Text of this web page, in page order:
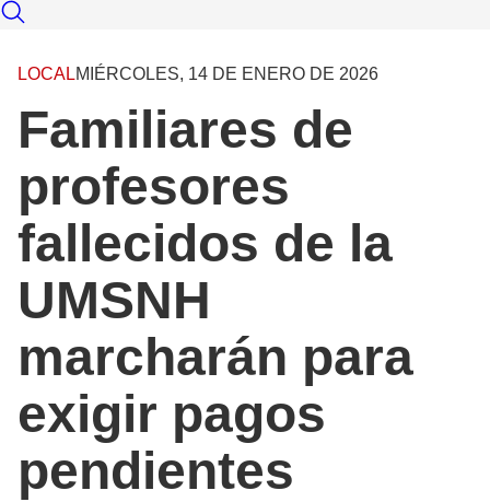
LOCALMIÉRCOLES, 14 DE ENERO DE 2026
Familiares de
profesores
fallecidos de la
UMSNH
marcharán para
exigir pagos
pendientes